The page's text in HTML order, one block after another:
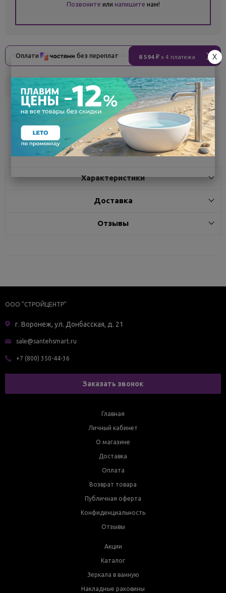
Позвоните или напишите нам!
Оплати без переплат 8 594 ₽ x 4 платежа
Склад Кол-во Срок поставки
Белгород под заказ 7 - 14 дней
Поделиться
Характеристики
Доставка
Отзывы
ООО "СТРОЙЦЕНТР"
г. Воронеж, ул. Донбасская, д. 21
sale@santehsmart.ru
+7 (800) 350-44-36
Заказать звонок
Главная
Личный кабинет
О магазине
Доставка
Оплата
Возврат товара
Публичная оферта
Конфиденциальность
Отзывы
Акции
Каталог
Зеркала в ванную
Накладные раковины
X